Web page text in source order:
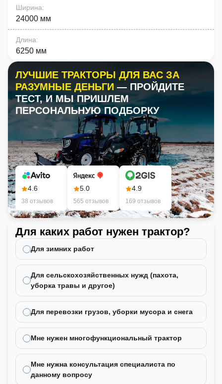
Ширина:
24000 мм
Длина:
6250 мм
ЛУЧШИЕ ТРАКТОРЫ ДЛЯ ВАС ЗА
РАЗУМНЫЕ ДЕНЬГИ — ПРОЙДИТЕ
ТЕСТ, И МЫ ПРИШЛЕМ
ПЕРСОНАЛЬНУЮ ПОДБОРКУ
4.6
38 отзывов
5.0
565 отзывов
4.9
169 отзывов
Для каких работ нужен трактор?
Для зимних работ
Для сельскохозяйственных нужд (пахота,
уборка травы и другое)
Для перевозки грузов, уборки мусора и снега
Мне нужен многофункциональный трактор
Мне нужна консультация специалиста по
данному вопросу